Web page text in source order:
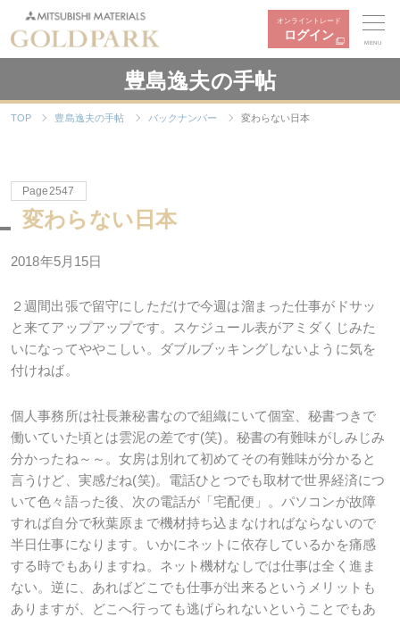
オンライントレード
ログイン
MENU
豊島逸夫の手帖
TOP 豊島逸夫の手帖 バックナンバー 変わらない日本
Page2547
変わらない日本
2018年5月15日
２週間出張で留守にしただけで今週は溜まった仕事がドサッ
と来てアップアップです。スケジュール表がアミダくじみた
いになってややこしい。ダブルブッキングしないように気を
付けねば。
個人事務所は社長兼秘書なので組織にいて個室、秘書つきで
働いていた頃とは雲泥の差です(笑)。秘書の有難味がしみじみ
分かったね～～。女房は別れて初めてその有難味が分かると
言うけど、実感だね(笑)。電話ひとつでも取材で世界経済につ
いて色々語った後、次の電話が「宅配便」。パソコンが故障
すれば自分で秋葉原まで機材持ち込まなければならないので
半日仕事になります。いかにネットに依存しているかを痛感
する時でもありますね。ネット機材なしでは仕事は全く進ま
ない。逆に、あればどこでも仕事が出来るというメリットも
ありますが、どこへ行っても逃げられないということでもあ